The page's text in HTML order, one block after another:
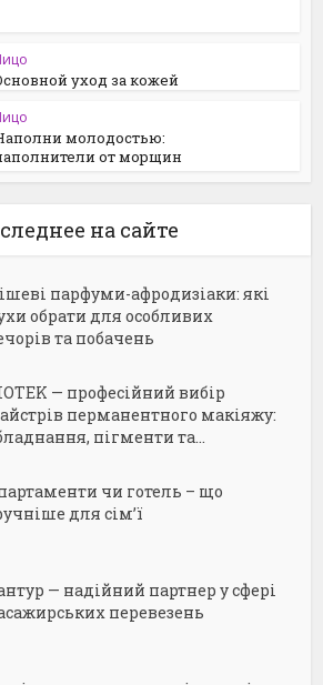
уход за кожей
молодостью:
от морщин
на сайте
парфуми-афродизіаки: які
обрати для особливих
та побачень
— професійний вибір
перманентного макіяжу:
пігменти та...
чи готель – що
для сім’ї
— надійний партнер у сфері
перевезень